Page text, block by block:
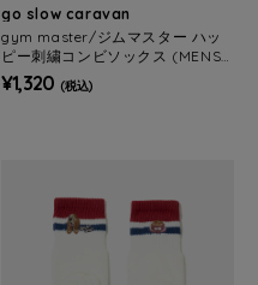
go slow caravan
gym master/ジムマスター ハッ
ピー刺繍コンビソックス (MENS/
WOMENS)
¥1,320 (税込)